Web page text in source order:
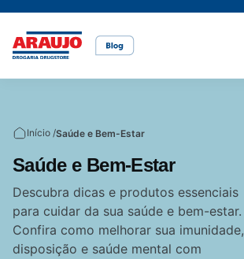
Cuidados com o pet
Rações
Cuidados com a pele
Cuidados com o cabelo
Alimentação
Dicas de cuidados
Alimentação saudável
Bem-estar
Canetas para obesidade
Início /Saúde e Bem-Estar
Saúde e Bem-Estar
Descubra dicas e produtos essenciais
para cuidar da sua saúde e bem-estar.
Confira como melhorar sua imunidade,
disposição e saúde mental com